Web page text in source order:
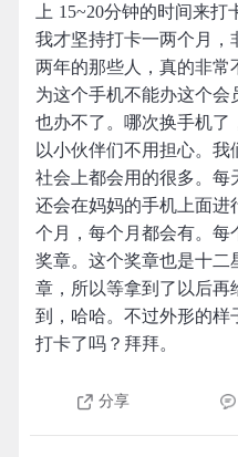
上 15~20分钟的时间来打
我才坚持打卡一两个月，
两年的那些人，真的非常
为这个手机不能办这个会
也办不了。哪次换手机了
以小伙伴们不用担心。
社会上都会用的很多。每
还会在妈妈的手机上面进
个月，每个月都会有。每
奖章。这个奖章也是十二
章，所以等拿到了以后再
到，哈哈。不过外形的样
打卡了吗？拜拜。
分享